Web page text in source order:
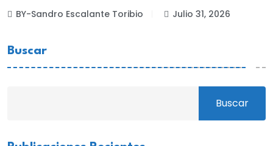
BY-Sandro Escalante Toribio Julio 31, 2026
Buscar
Buscar